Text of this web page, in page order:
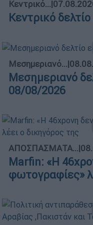
Κεντρικό...|
Κεντρικό
Μεσημεριανό...|
Μεσημεριανό
08/08/2026
ΑΠΟΣΠΑΣΜΑΤΑ...|
Marfin: «Η
φωτογραφίες»